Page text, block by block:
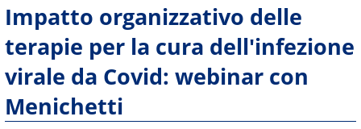
Impatto organizzativo delle
terapie per la cura dell'infezione
virale da Covid: webinar con
Menichetti